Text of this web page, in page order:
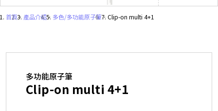
首頁・ 產品介紹・ 多色/多功能原子筆・ Clip-on multi 4+1
多功能原子筆
Clip-on multi 4+1